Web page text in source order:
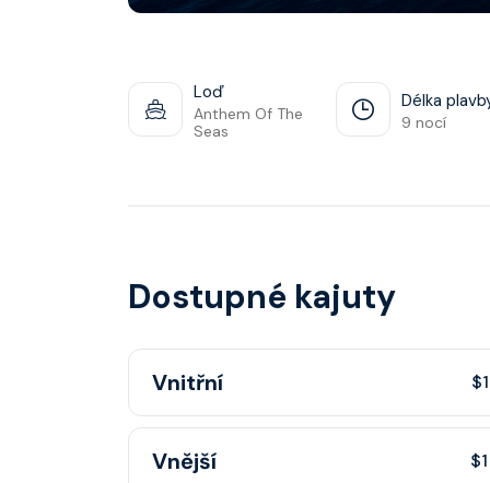
Loď
Anthem Of The
Seas
Délka
9 nocí
Dostupné kajuty
Vnitřní
Vnitřní kajuta poskytuje pohovku, fén,
sprchou, šatnu, nastavitelnou klimatizaci,
Vnější